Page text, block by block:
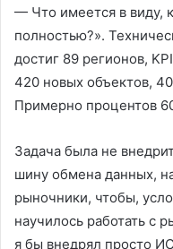
— Что имеется в виду,
полностью?».
достиг 89 регионов,
420 новых объектов,
Примерно процентов
Задача была не
шину обмена данных,
рыночники, чтобы,
научилось работать с
я бы внедрял просто